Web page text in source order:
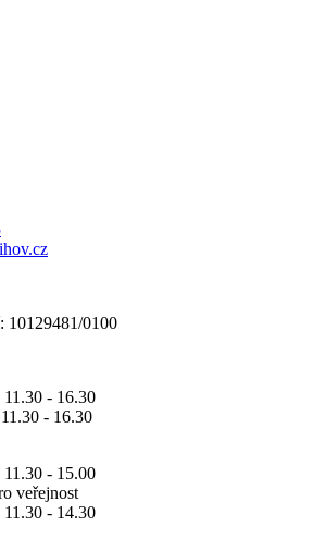
10129481/0100
11.30 - 16.30
- 16.30
11.30 - 15.00
veřejnost
11.30 - 14.30